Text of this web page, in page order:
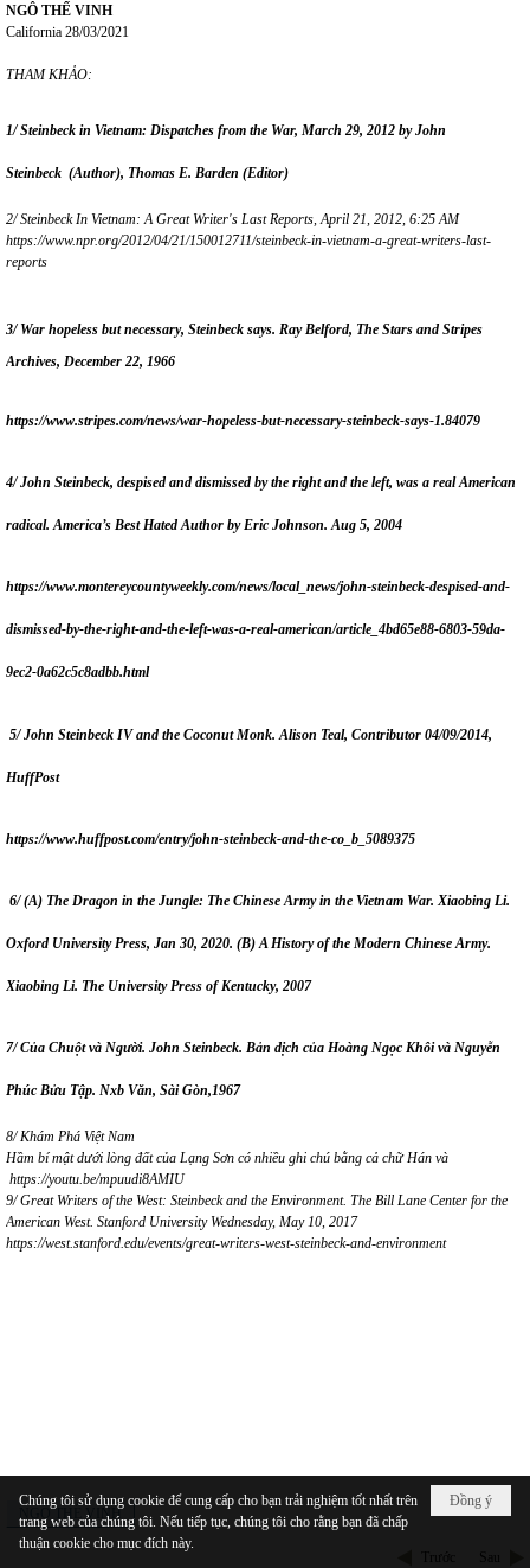
NGÔ THẾ VINH
California 28/03/2021
THAM KHẢO:
1/ Steinbeck in Vietnam: Dispatches from the War, March 29, 2012 byJohn
Steinbeck (Author), Thomas E. Barden (Editor)
2/Steinbeck In Vietnam: A Great Writer's Last Reports,April 21, 2012, 6:25AM
https://www.npr.org/2012/04/21/150012711/steinbeck-in-vietnam-a-great-writers-last-
reports
3/ War hopeless but necessary, Steinbeck says. Ray Belford, The Stars and Stripes
Archives, December 22, 1966
https://www.stripes.com/news/war-hopeless-but-necessary-steinbeck-says-1.84079
4/John Steinbeck, despised and dismissed by the right and the left, was a real American
radical. America’s Best Hated Author by Eric Johnson.Aug 5, 2004
https://www.montereycountyweekly.com/news/local_news/john-steinbeck-despised-and-
dismissed-by-the-right-and-the-left-was-a-real-american/article_4bd65e88-6803-59da-
9ec2-0a62c5c8adbb.html
5/ John Steinbeck IV and the Coconut Monk. Alison Teal, Contributor 04/09/2014,
HuffPost
https://www.huffpost.com/entry/john-steinbeck-and-the-co_b_5089375
6/ (A) The Dragon in the Jungle: The Chinese Army in the Vietnam War. Xiaobing Li.
Oxford University Press, Jan 30, 2020. (B) A History of the Modern Chinese Army.
Xiaobing Li. The University Press of Kentucky, 2007
7/Của Chuột và Người. John Steinbeck. Bản dịch của Hoàng Ngọc Khôi và Nguyễn
Phúc Bửu Tập. Nxb Văn, Sài Gòn,1967
8/Khám Phá ViệtNam
Hầm bí mật dưới lòng đất của Lạng Sơn có nhiều ghi chú bằng cả chữ Hán và
https://youtu.be/mpuudi8AMIU
9/Great Writers of the West: Steinbeck and the Environment. The Bill Lane Center for the
American West. Stanford University Wednesday, May 10, 2017
https://west.stanford.edu/events/great-writers-west-steinbeck-and-environment
NGÔ THẾ VINH
Trước Sau
Đồng ý
Chúng tôi sử dụng cookie để cung cấp cho bạn trải nghiệm tốt nhất trên
trang web của chúng tôi. Nếu tiếp tục, chúng tôi cho rằng bạn đã chấp
thuận cookie cho mục đích này.